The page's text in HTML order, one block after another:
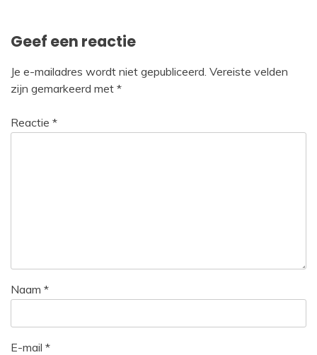
Geef een reactie
Je e-mailadres wordt niet gepubliceerd. Vereiste velden
zijn gemarkeerd met *
Reactie *
Naam *
E-mail *